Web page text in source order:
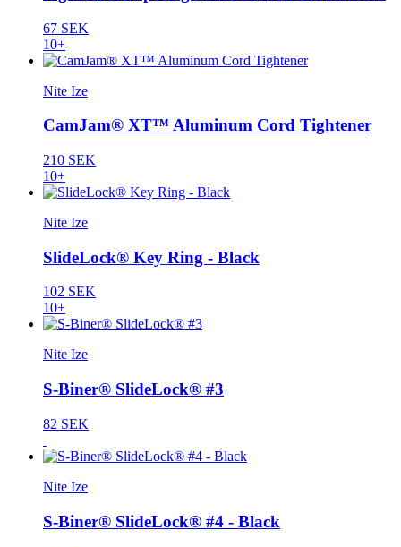
67 SEK
10+
Nite Ize
CamJam® XT™ Aluminum Cord Tightener
210 SEK
10+
Nite Ize
SlideLock® Key Ring - Black
102 SEK
10+
Nite Ize
S-Biner® SlideLock® #3
82 SEK
Nite Ize
S-Biner® SlideLock® #4 - Black